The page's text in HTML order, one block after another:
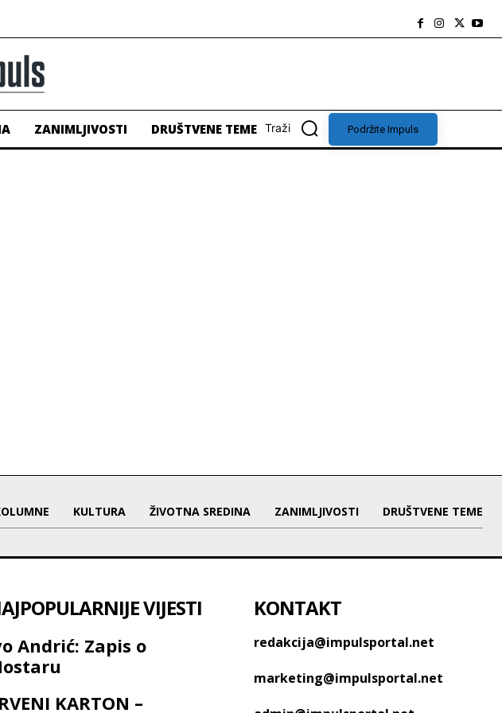
ZANIMLJIVOSTI DRUŠTVENE TEME Traži Podržite Impuls
KULTURA ŽIVOTNA SREDINA ZANIMLJIVOSTI DRUŠTVENE TEME
VIJESTI
Andrić: Zapis o
KARTON –
KONTAKT
redakcija@impulsportal.net
marketing@impulsportal.net